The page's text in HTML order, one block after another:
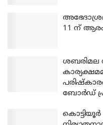
11 ന്
ശബരിമല
ബോര്‍ഡ്
കൊട്ടിയൂര്‍